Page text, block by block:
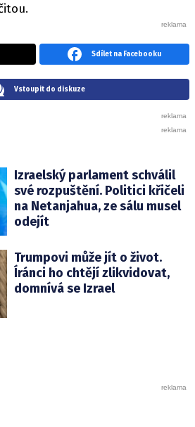
Sdílet na Facebooku
Vstoupit do diskuze
Izraelský parlament schválil
své rozpuštění. Politici křičeli
na Netanjahua, ze sálu musel
odejít
Trumpovi může jít o život.
Íránci ho chtějí zlikvidovat,
domnívá se Izrael